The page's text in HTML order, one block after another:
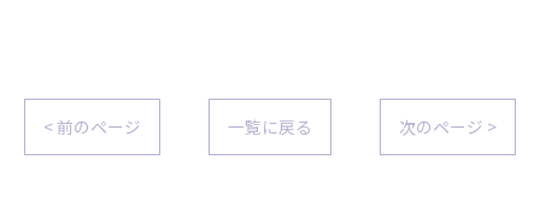
< 前のページ 一覧に戻る 次のページ >